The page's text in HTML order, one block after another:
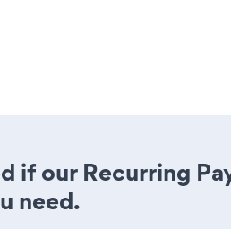
if our Recurring
need.